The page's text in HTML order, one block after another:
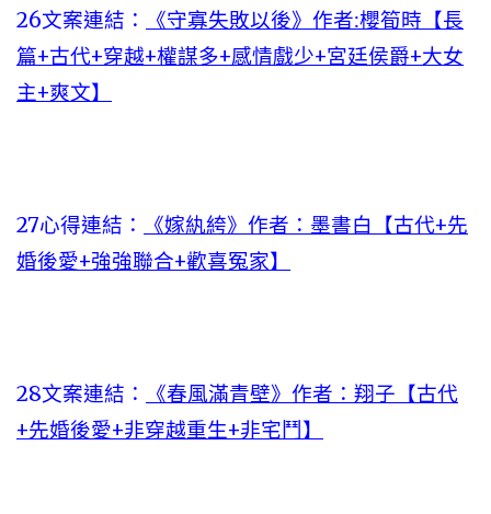
26文案連結：
《守寡失敗以後》作者:櫻筍時【長
篇+古代+穿越+權謀多+感情戲少+宮廷侯爵+大女
主+爽文】
27心得連結：
《嫁紈絝》作者：墨書白【古代+先
婚後愛+強強聯合+歡喜冤家】
28文案連結：
《春風滿青壁》作者：翔子【古代
+先婚後愛+非穿越重生+非宅鬥】